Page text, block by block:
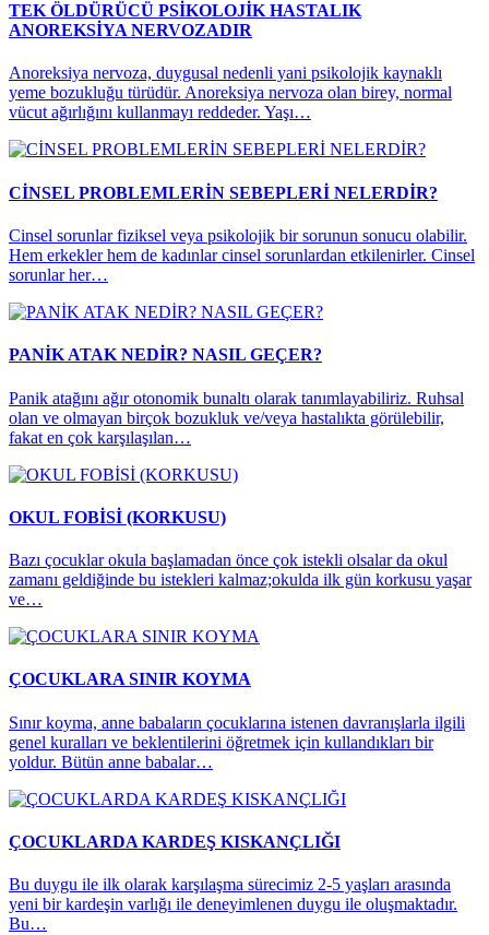
TEK ÖLDÜRÜCÜ PSİKOLOJİK HASTALIK
ANOREKSİYA NERVOZADIR
Anoreksiya nervoza, duygusal nedenli yani psikolojik kaynaklı
yeme bozukluğu türüdür. Anoreksiya nervoza olan birey, normal
vücut ağırlığını kullanmayı reddeder. Yaşı…
CİNSEL PROBLEMLERİN SEBEPLERİ NELERDİR?
Cinsel sorunlar fiziksel veya psikolojik bir sorunun sonucu olabilir.
Hem erkekler hem de kadınlar cinsel sorunlardan etkilenirler. Cinsel
sorunlar her…
PANİK ATAK NEDİR? NASIL GEÇER?
Panik atağını ağır otonomik bunaltı olarak tanımlayabiliriz. Ruhsal
olan ve olmayan birçok bozukluk ve/veya hastalıkta görülebilir,
fakat en çok karşılaşılan…
OKUL FOBİSİ (KORKUSU)
Bazı çocuklar okula başlamadan önce çok istekli olsalar da okul
zamanı geldiğinde bu istekleri kalmaz;okulda ilk gün korkusu yaşar
ve…
ÇOCUKLARA SINIR KOYMA
Sınır koyma, anne babaların çocuklarına istenen davranışlarla ilgili
genel kuralları ve beklentilerini öğretmek için kullandıkları bir
yoldur. Bütün anne babalar…
ÇOCUKLARDA KARDEŞ KISKANÇLIĞI
Bu duygu ile ilk olarak karşılaşma sürecimiz 2-5 yaşları arasında
yeni bir kardeşin varlığı ile deneyimlenen duygu ile oluşmaktadır.
Bu…